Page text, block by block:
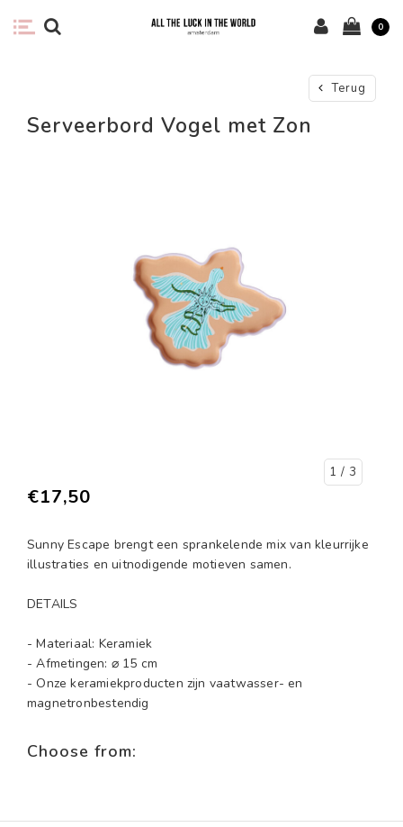
0
Terug
Serveerbord Vogel met Zon
1 / 3
€17,50
Sunny Escape brengt een sprankelende mix van kleurrijke
illustraties en uitnodigende motieven samen.
DETAILS
- Materiaal: Keramiek
- Afmetingen: ⌀ 15 cm
- Onze keramiekproducten zijn vaatwasser- en
magnetronbestendig
Choose from: